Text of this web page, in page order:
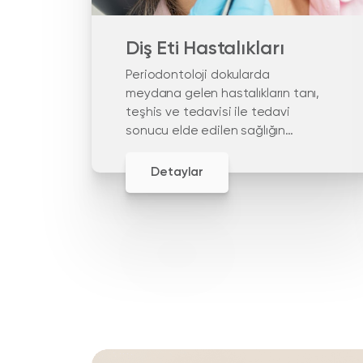
Diş Eti Hastalıkları
Periodontoloji dokularda
meydana gelen hastalıkların tanı,
teşhis ve tedavisi ile tedavi
sonucu elde edilen sağlığın
Detaylar